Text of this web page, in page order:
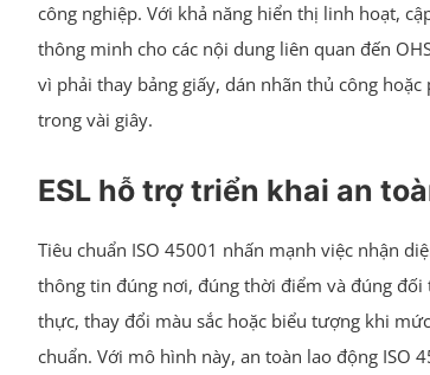
công nghiệp. Với khả năng hiển thị linh hoạt,
thông minh cho các nội dung liên quan đến
vì phải thay bảng giấy, dán nhãn thủ công
trong vài giây.
ESL hỗ trợ triển khai an
Tiêu chuẩn ISO 45001 nhấn mạnh việc nhận
thông tin đúng nơi, đúng thời điểm và đúng đối
thực, thay đổi màu sắc hoặc biểu tượng khi
chuẩn. Với mô hình này, an toàn lao động ISO